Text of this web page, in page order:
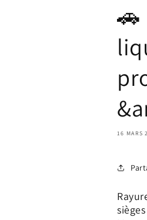
🚗
16 MARS